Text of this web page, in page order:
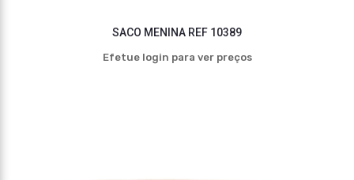
SACO MENINA REF 10389
Efetue login para ver preços